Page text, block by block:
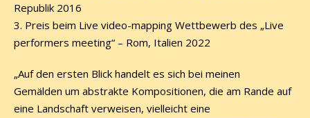
Republik 2016
3. Preis beim Live video-mapping Wettbewerb des „Live
performers meeting“ – Rom, Italien 2022
„Auf den ersten Blick handelt es sich bei meinen
Gemälden um abstrakte Kompositionen, die am Rande auf
eine Landschaft verweisen, vielleicht eine